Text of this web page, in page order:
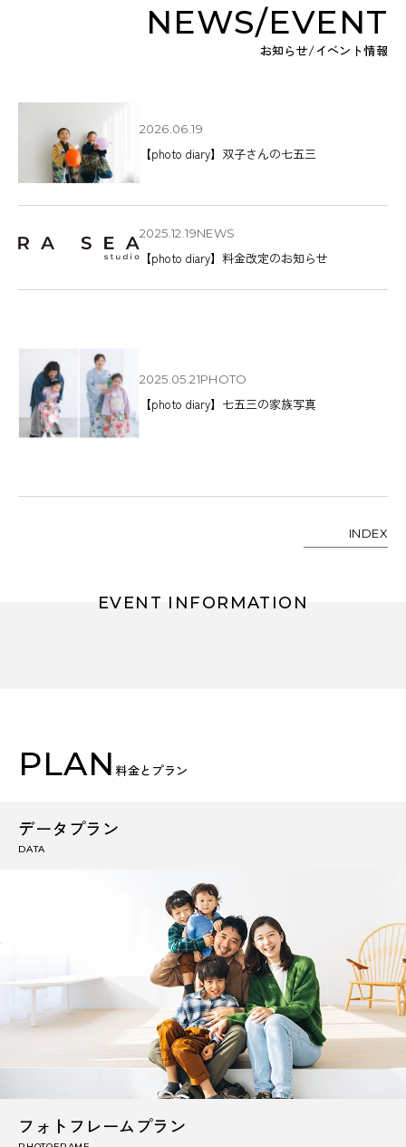
NEWS/EVENT
お知らせ/イベント情報
2026.06.19
【photo diary】双子さんの七五三
2025.12.19NEWS
【photo diary】料金改定のお知らせ
2025.05.21PHOTO
【photo diary】七五三の家族写真
INDEX
EVENT INFORMATION
PLAN料金とプラン
データプラン
DATA
フォトフレームプラン